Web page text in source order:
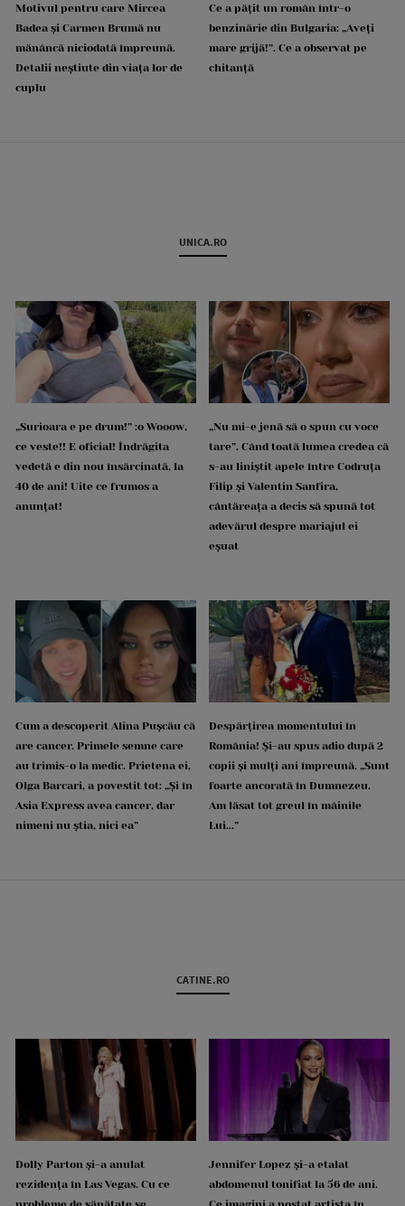
Motivul pentru care Mircea
Badea și Carmen Brumă nu
mănâncă niciodată împreună.
Detalii neștiute din viața lor de
cuplu
Ce a pățit un român într-o
benzinărie din Bulgaria: „Aveți
mare grijă!”. Ce a observat pe
chitanță
UNICA.RO
„Surioara e pe drum!” :o Wooow,
ce veste!! E oficial! Îndrăgita
vedetă e din nou însărcinată, la
40 de ani! Uite ce frumos a
anunțat!
„Nu mi-e jenă să o spun cu voce
tare”. Când toată lumea credea că
s-au liniștit apele între Codruța
Filip și Valentin Sanfira,
cântăreața a decis să spună tot
adevărul despre mariajul ei
eșuat
Cum a descoperit Alina Pușcău că
are cancer. Primele semne care
au trimis-o la medic. Prietena ei,
Olga Barcari, a povestit tot: „Și în
Asia Express avea cancer, dar
nimeni nu știa, nici ea”
Despărțirea momentului în
România! Și-au spus adio după 2
copii și mulți ani împreună. „Sunt
foarte ancorată în Dumnezeu.
Am lăsat tot greul în mâinile
Lui...”
CATINE.RO
Dolly Parton și-a anulat
rezidența în Las Vegas. Cu ce
Jennifer Lopez și-a etalat
abdomenul tonifiat la 56 de ani.